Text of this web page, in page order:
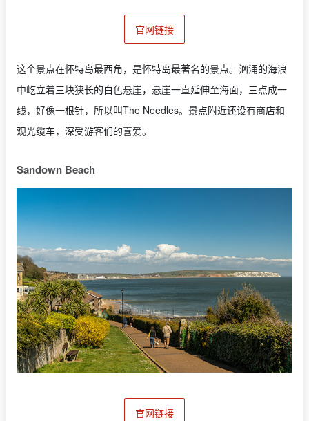
官网链接
这个景点在怀特岛最西角，是怀特岛最著名的景点。汹涌的海浪
中屹立着三块狭长的白色悬崖，悬崖一直延伸至海面，三点成一
线，好像一根针，所以叫The Needles。景点附近还设有商店和
观光缆车，深受游客们的喜爱。
Sandown Beach
官网链接